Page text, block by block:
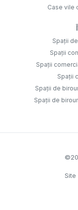
Case vile
Spații
Spații
Spații
Spații
Spații de
Spații de
©
Site